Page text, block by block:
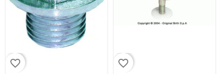
favorite_border favorite_border